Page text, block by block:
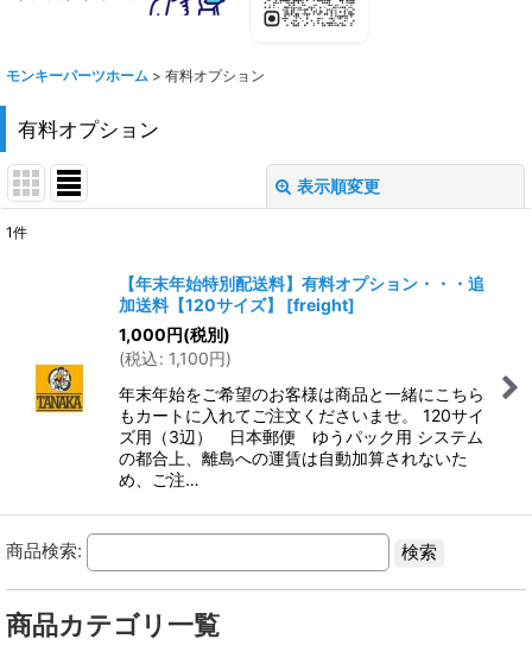
モンキーパーツホーム > 有料オプション
有料オプション
表示順変更
並び順:
絞り込む
1件
【年末年始特別配送料】有料オプション・・・追
加送料【120サイズ】
[freight]
1,000円(税別)
(税込: 1,100円)
年末年始をご希望のお客様は商品と一緒にこちら
もカートに入れてご注文くださいませ。 120サイ
ズ用（3辺） 日本郵便 ゆうパック用 システム
の都合上、離島への運賃は自動加算されないた
め、ご注…
商品検索:
商品カテゴリ一覧